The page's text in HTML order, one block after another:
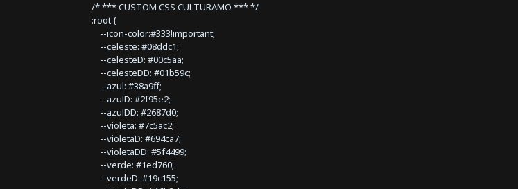
/* *** CUSTOM CSS CULTURAMO *** */
:root {
--icon-color:#333!important;
--celeste: #08ddc1;
--celesteD: #00c5aa;
--celesteDD: #01b59c;
--azul: #38a9ff;
--azulD: #2f95e2;
--azulDD: #2687d0;
--violeta: #7c5ac2;
--violetaD: #694ca7;
--violetaDD: #5f4499;
--verde: #1ed760;
--verdeD: #19c155;